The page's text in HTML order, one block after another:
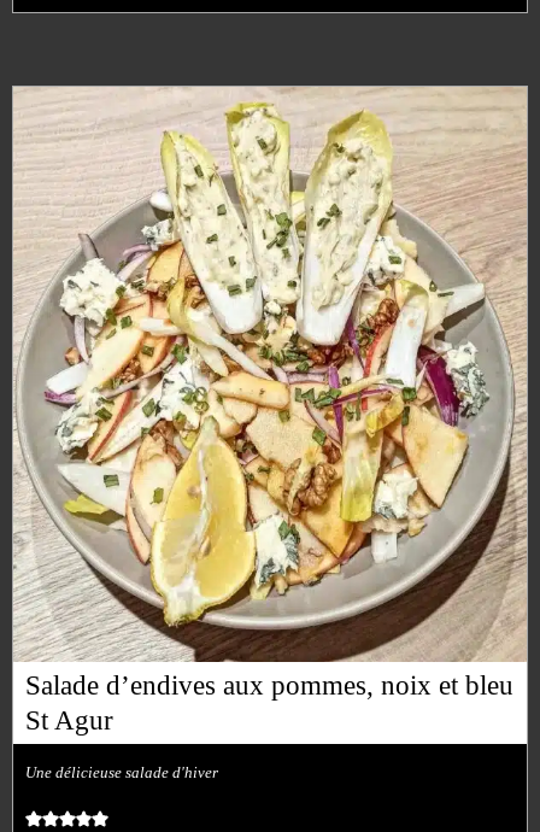
Salade d’endives aux pommes, noix et bleu
St Agur
Une délicieuse salade d'hiver